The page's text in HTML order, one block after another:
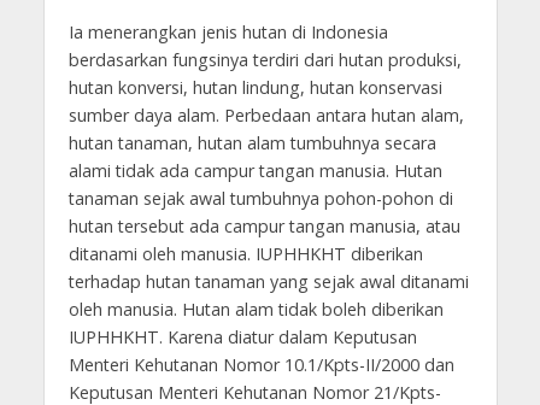
Ia menerangkan jenis hutan di Indonesia
berdasarkan fungsinya terdiri dari hutan produksi,
hutan konversi, hutan lindung, hutan konservasi
sumber daya alam. Perbedaan antara hutan alam,
hutan tanaman, hutan alam tumbuhnya secara
alami tidak ada campur tangan manusia. Hutan
tanaman sejak awal tumbuhnya pohon-pohon di
hutan tersebut ada campur tangan manusia, atau
ditanami oleh manusia. IUPHHKHT diberikan
terhadap hutan tanaman yang sejak awal ditanami
oleh manusia. Hutan alam tidak boleh diberikan
IUPHHKHT. Karena diatur dalam Keputusan
Menteri Kehutanan Nomor 10.1/Kpts-II/2000 dan
Keputusan Menteri Kehutanan Nomor 21/Kpts-